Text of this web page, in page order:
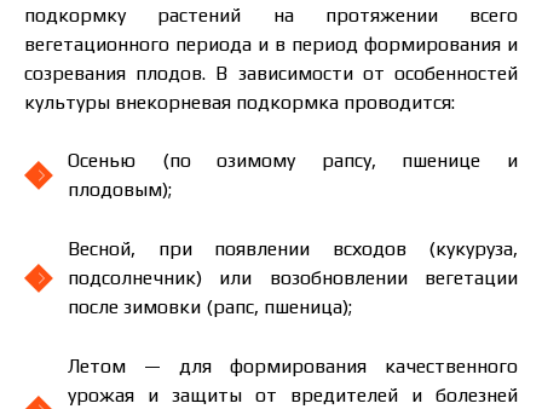
подкормку растений на протяжении всего
вегетационного периода и в период формирования и
созревания плодов. В зависимости от особенностей
культуры внекорневая подкормка проводится:
Осенью (по озимому рапсу, пшенице и
плодовым);
Весной, при появлении всходов (кукуруза,
подсолнечник) или возобновлении вегетации
после зимовки (рапс, пшеница);
Летом — для формирования качественного
урожая и защиты от вредителей и болезней